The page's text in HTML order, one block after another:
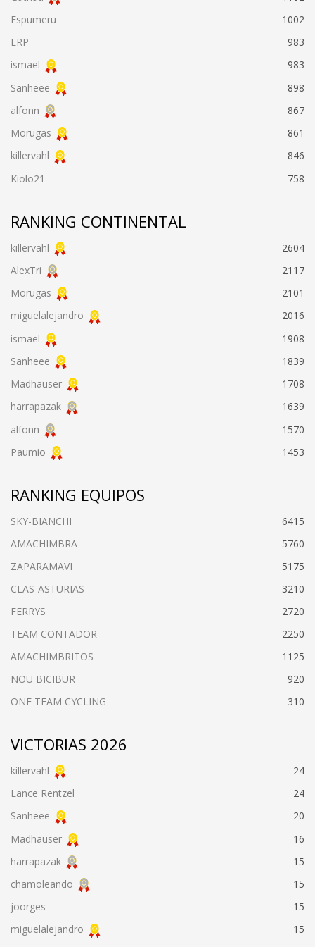
Espumeru
1002
ERP
983
ismael
983
Sanheee
898
alfonn
867
Morugas
861
killervahl
846
Kiolo21
758
RANKING CONTINENTAL
killervahl
2604
AlexTri
2117
Morugas
2101
miguelalejandro
2016
ismael
1908
Sanheee
1839
Madhauser
1708
harrapazak
1639
alfonn
1570
Paumio
1453
RANKING EQUIPOS
SKY-BIANCHI
6415
AMACHIMBRA
5760
ZAPARAMAVI
5175
CLAS-ASTURIAS
3210
FERRYS
2720
TEAM CONTADOR
2250
AMACHIMBRITOS
1125
NOU BICIBUR
920
ONE TEAM CYCLING
310
VICTORIAS 2026
killervahl
24
Lance Rentzel
24
Sanheee
20
Madhauser
16
harrapazak
15
chamoleando
15
joorges
15
miguelalejandro
15